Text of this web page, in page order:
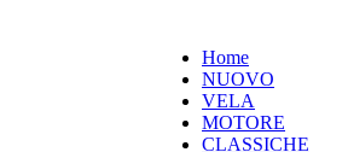
Home
NUOVO
VELA
MOTORE
CLASSICHE